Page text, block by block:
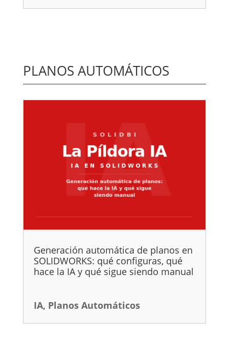
PLANOS AUTOMÁTICOS
Generación automática de planos en
SOLIDWORKS: qué configuras, qué
hace la IA y qué sigue siendo manual
IA, Planos Automáticos